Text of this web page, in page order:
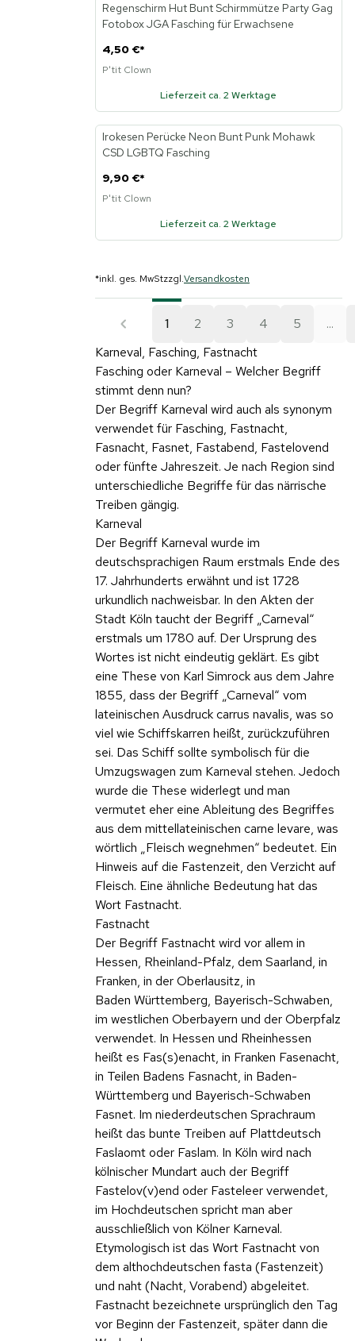
Neu
Regenschirm Hut Bunt Schirmmütze Party Gag
Fotobox JGA Fasching für Erwachsene
4,50 €*
P'tit Clown
Lieferzeit ca. 2 Werktage
Neu
Irokesen Perücke Neon Bunt Punk Mohawk
CSD LGBTQ Fasching
9,90 €*
P'tit Clown
Lieferzeit ca. 2 Werktage
*inkl. ges. MwStzzgl.Versandkosten
1 2 3 4 5
...
Karneval, Fasching, Fastnacht
Fasching oder Karneval – Welcher Begriff
stimmt denn nun?
Der Begriff Karneval wird auch als synonym
verwendet für Fasching, Fastnacht,
Fasnacht, Fasnet, Fastabend, Fastelovend
oder fünfte Jahreszeit. Je nach Region sind
unterschiedliche Begriffe für das närrische
Treiben gängig.
Karneval
Der Begriff Karneval wurde im
deutschsprachigen Raum erstmals Ende des
17. Jahrhunderts erwähnt und ist 1728
urkundlich nachweisbar. In den Akten der
Stadt Köln taucht der Begriff „Carneval“
erstmals um 1780 auf. Der Ursprung des
Wortes ist nicht eindeutig geklärt. Es gibt
eine These von Karl Simrock aus dem Jahre
1855, dass der Begriff „Carneval“ vom
lateinischen Ausdruck carrus navalis, was so
viel wie Schiffskarren heißt, zurückzuführen
sei. Das Schiff sollte symbolisch für die
Umzugswagen zum Karneval stehen. Jedoch
wurde die These widerlegt und man
vermutet eher eine Ableitung des Begriffes
aus dem mittellateinischen carne levare, was
wörtlich „Fleisch wegnehmen“ bedeutet. Ein
Hinweis auf die Fastenzeit, den Verzicht auf
Fleisch. Eine ähnliche Bedeutung hat das
Wort Fastnacht.
Fastnacht
Der Begriff Fastnacht wird vor allem in
Hessen, Rheinland-Pfalz, dem Saarland, in
Franken, in der Oberlausitz, in
Baden Württemberg, Bayerisch-Schwaben,
im westlichen Oberbayern und der Oberpfalz
verwendet. In Hessen und Rheinhessen
heißt es Fas(s)enacht, in Franken Fasenacht,
in Teilen Badens Fasnacht, in Baden-
Württemberg und Bayerisch-Schwaben
Fasnet. Im niederdeutschen Sprachraum
heißt das bunte Treiben auf Plattdeutsch
Faslaomt oder Faslam. In Köln wird nach
kölnischer Mundart auch der Begriff
Fastelov(v)end oder Fasteleer verwendet,
im Hochdeutschen spricht man aber
ausschließlich von Kölner Karneval.
Etymologisch ist das Wort Fastnacht von
dem althochdeutschen fasta (Fastenzeit)
und naht (Nacht, Vorabend) abgeleitet.
Fastnacht bezeichnete ursprünglich den Tag
vor Beginn der Fastenzeit, später dann die